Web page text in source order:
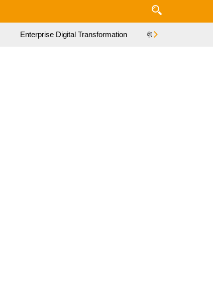
Enterprise Digital Transformation 特集